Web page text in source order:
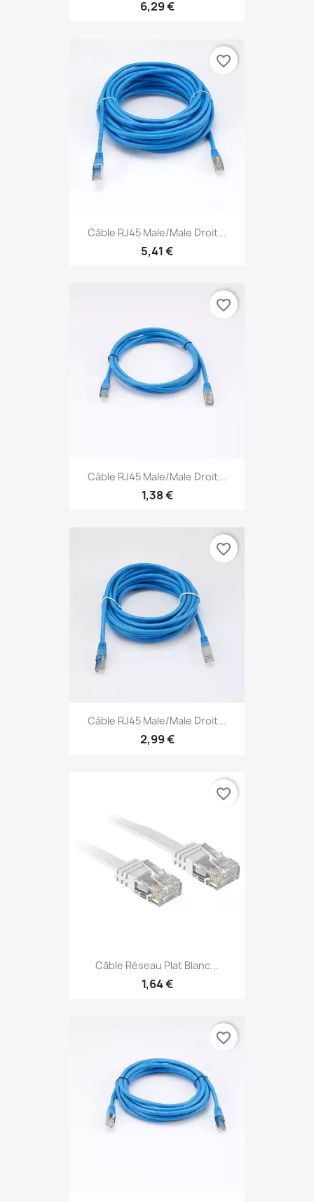
6,29 €
Câble RJ45 Male/Male Droit...
5,41 €
favorite_border
Câble RJ45 Male/Male Droit...
1,38 €
favorite_border
Câble RJ45 Male/Male Droit...
2,99 €
favorite_border
Câble Réseau Plat Blanc...
1,64 €
favorite_border
favorite_border